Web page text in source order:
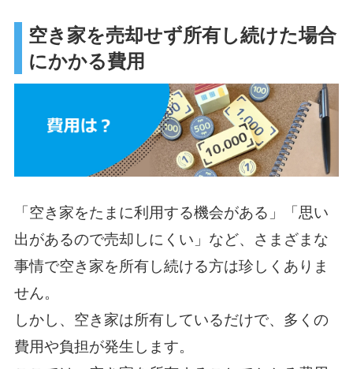
空き家を売却せず所有し続けた場合
にかかる費用
「空き家をたまに利用する機会がある」「思い
出があるので売却しにくい」など、さまざまな
事情で空き家を所有し続ける方は珍しくありま
せん。
しかし、空き家は所有しているだけで、多くの
費用や負担が発生します。